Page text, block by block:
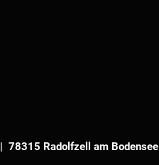
78315 Radolfzell am Bodensee